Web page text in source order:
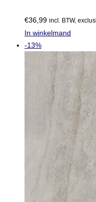
€36,99 incl. BTW,
In winkelmand
-13%